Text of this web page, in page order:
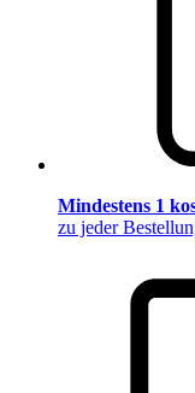
Mindestens 1
zu jeder